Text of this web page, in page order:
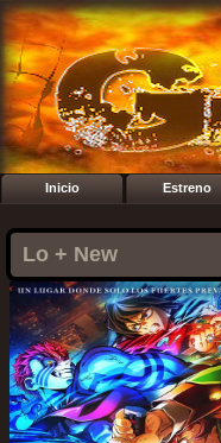
Inicio Estreno
Lo + New